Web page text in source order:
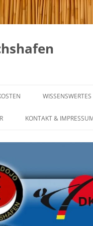
WISSENSWERTES
GICHIN
GÜRTELGRADE
BEDEUTUNG
KONTAKT &